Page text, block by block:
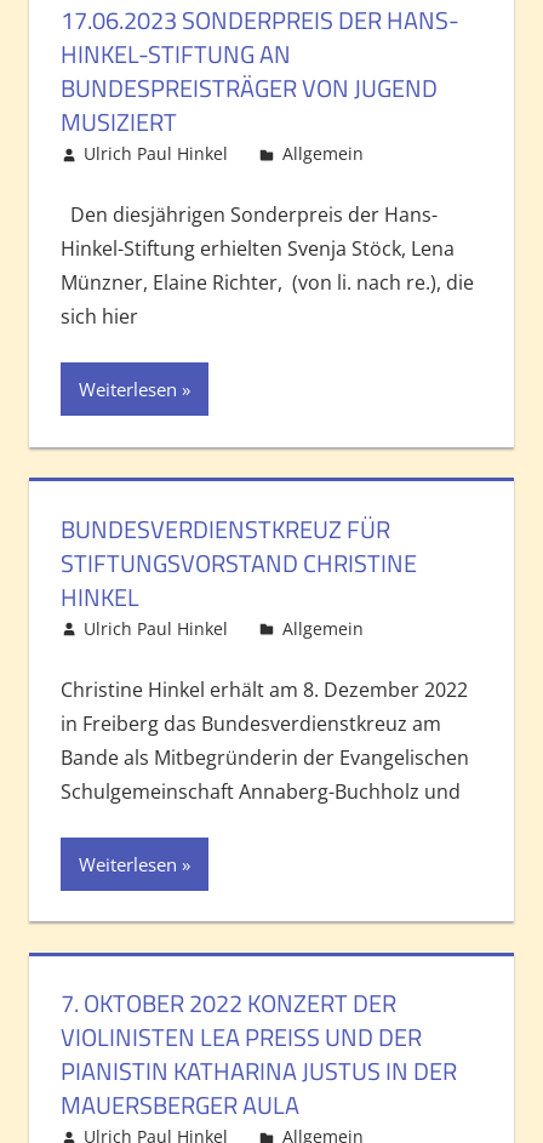
17.06.2023 SONDERPREIS DER HANS-
HINKEL-STIFTUNG AN
BUNDESPREISTRÄGER VON JUGEND
MUSIZIERT
Ulrich Paul Hinkel Allgemein
Den diesjährigen Sonderpreis der Hans-
Hinkel-Stiftung erhielten Svenja Stöck, Lena
Münzner, Elaine Richter, (von li. nach re.), die
sich hier
Weiterlesen
BUNDESVERDIENSTKREUZ FÜR
STIFTUNGSVORSTAND CHRISTINE
HINKEL
Ulrich Paul Hinkel Allgemein
Christine Hinkel erhält am 8. Dezember 2022
in Freiberg das Bundesverdienstkreuz am
Bande als Mitbegründerin der Evangelischen
Schulgemeinschaft Annaberg-Buchholz und
Weiterlesen
7. OKTOBER 2022 KONZERT DER
VIOLINISTEN LEA PREISS UND DER P
IANISTIN KATHARINA JUSTUS IN DER M
AUERSBERGER AULA
Ulrich Paul Hinkel Allgemein